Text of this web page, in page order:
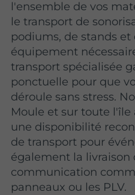
l'ensemble de vos
le transport de
podiums, de stands
équipement
transport spécialisée
ponctuelle pour que
déroule sans stress.
Moule et sur toute
une disponibilité
de transport pour
également la livraison
communication
panneaux ou les PLV.